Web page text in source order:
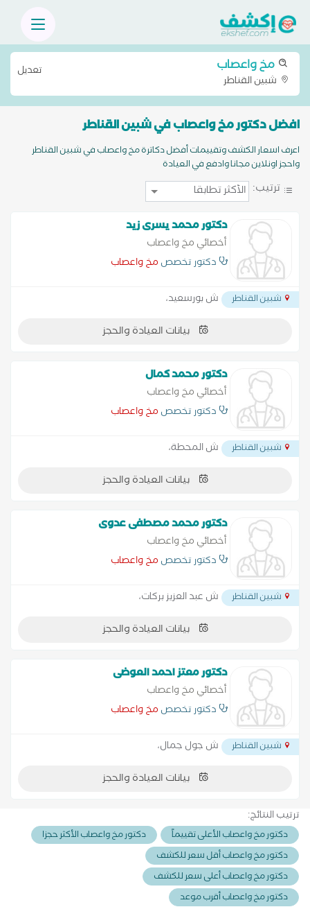
مخ واعصاب
شبين القناطر
تعديل
افضل دكتور مخ واعصاب في شبين القناطر
اعرف اسعار الكشف وتقييمات أفضل دكاترة مخ واعصاب في شبين القناطر
واحجز اونلاين مجانا وادفع في العيادة
ترتيب:
دكتور محمد يسرى زيد
أخصائي مخ واعصاب
دكتور تخصص مخ واعصاب
شبين القناطر ش بورسعيد،
بيانات العيادة والحجز
دكتور محمد كمال
أخصائي مخ واعصاب
دكتور تخصص مخ واعصاب
شبين القناطر ش المحطة،
بيانات العيادة والحجز
دكتور محمد مصطفى عدوى
أخصائي مخ واعصاب
دكتور تخصص مخ واعصاب
شبين القناطر ش عبد العزيز بركات،
بيانات العيادة والحجز
دكتور معتز احمد العوضى
أخصائي مخ واعصاب
دكتور تخصص مخ واعصاب
شبين القناطر ش جول جمال،
بيانات العيادة والحجز
ترتيب النتائج:
دكتور مخ واعصاب الأعلى تقييماً
دكتور مخ واعصاب الأكثر حجزا
دكتور مخ واعصاب أقل سعر للكشف
دكتور مخ واعصاب أعلى سعر للكشف
دكتور مخ واعصاب أقرب موعد